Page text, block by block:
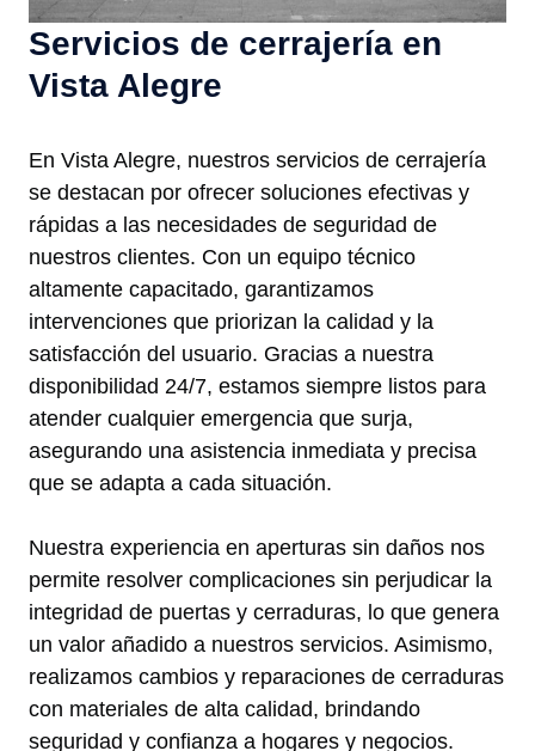
Servicios de cerrajería en
Vista Alegre
En Vista Alegre, nuestros servicios de cerrajería
se destacan por ofrecer soluciones efectivas y
rápidas a las necesidades de seguridad de
nuestros clientes. Con un equipo técnico
altamente capacitado, garantizamos
intervenciones que priorizan la calidad y la
satisfacción del usuario. Gracias a nuestra
disponibilidad 24/7, estamos siempre listos para
atender cualquier emergencia que surja,
asegurando una asistencia inmediata y precisa
que se adapta a cada situación.
Nuestra experiencia en aperturas sin daños nos
permite resolver complicaciones sin perjudicar la
integridad de puertas y cerraduras, lo que genera
un valor añadido a nuestros servicios. Asimismo,
realizamos cambios y reparaciones de cerraduras
con materiales de alta calidad, brindando
seguridad y confianza a hogares y negocios.